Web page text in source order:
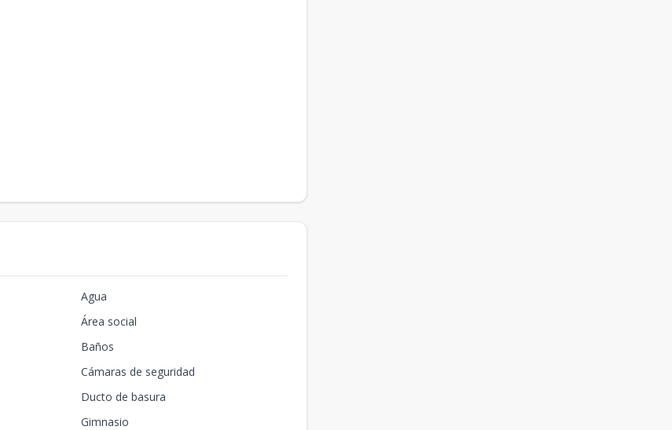
Agua
Área social
Baños
Cámaras de seguridad
Ducto de basura
Gimnasio